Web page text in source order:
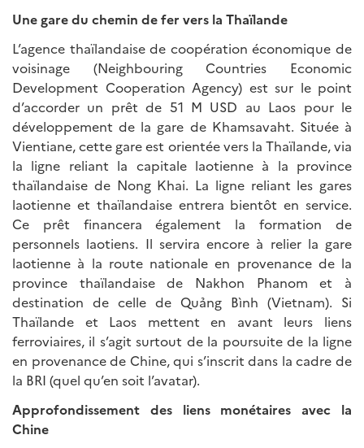
Une gare du chemin de fer vers la Thaïlande
L’agence thaïlandaise de coopération économique de
voisinage (Neighbouring Countries Economic
Development Cooperation Agency) est sur le point
d’accorder un prêt de 51 M USD au Laos pour le
développement de la gare de Khamsavaht. Située à
Vientiane, cette gare est orientée vers la Thaïlande, via
la ligne reliant la capitale laotienne à la province
thaïlandaise de Nong Khai. La ligne reliant les gares
laotienne et thaïlandaise entrera bientôt en service.
Ce prêt financera également la formation de
personnels laotiens. Il servira encore à relier la gare
laotienne à la route nationale en provenance de la
province thaïlandaise de Nakhon Phanom et à
destination de celle de Quảng Bình (Vietnam). Si
Thaïlande et Laos mettent en avant leurs liens
ferroviaires, il s’agit surtout de la poursuite de la ligne
en provenance de Chine, qui s’inscrit dans la cadre de
la BRI (quel qu’en soit l’avatar).
Approfondissement des liens monétaires avec la
Chine